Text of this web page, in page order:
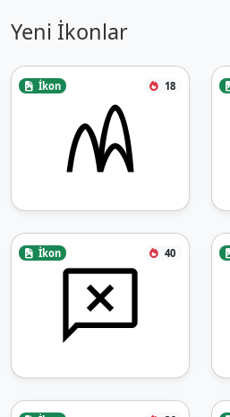
Yeni İkonlar
İkon 18
İkon 40